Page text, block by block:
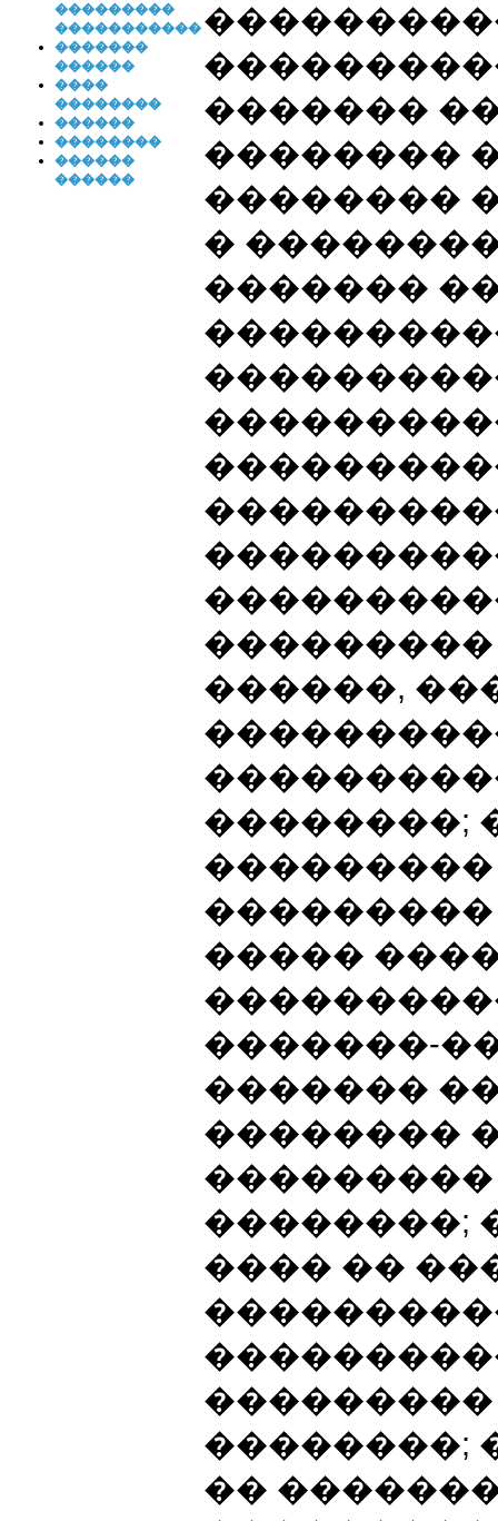
���������
�����������
�������
������
����
��������
������
��������
������
������
�������
��������
��������
�
�������
������,
��������;
���������
�����
�������-
�������
��������
��������;
���� ��
��������;
��